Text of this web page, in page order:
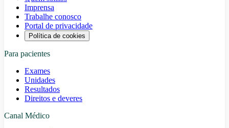
Imprensa
Trabalhe conosco
Portal de privacidade
Política de cookies
Para pacientes
Exames
Unidades
Resultados
Direitos e deveres
Canal Médico